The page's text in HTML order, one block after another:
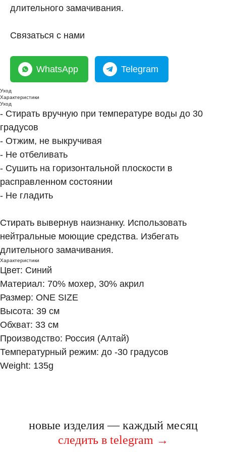
длительного замачивания.
Связаться с нами
WhatsApp Telegram
Уход
Характеристики
Уход
- Стирать вручную при температуре воды до 30
градусов
- Отжим, не выкручивая
- Не отбеливать
- Сушить на горизонтальной плоскости в
расправленном состоянии
- Не гладить
Стирать вывернув наизнанку. Использовать
нейтральные моющие средства. Избегать
длительного замачивания.
Характеристики
Цвет: Синий
Материал: 70% мохер, 30% акрил
Размер: ONE SIZE
Высота: 39 см
Обхват: 33 см
Производство: Россия (Алтай)
Температурный режим: до -30 градусов
Weight: 135g
новые изделия — каждый месяц
следить в telegram →